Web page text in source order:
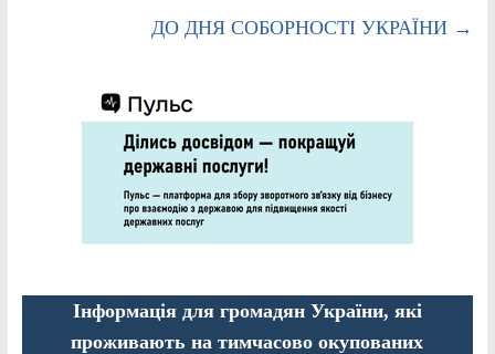
ДО ДНЯ СОБОРНОСТІ УКРАЇНИ →
Інформація для громадян України, які
проживають на тимчасово окупованих